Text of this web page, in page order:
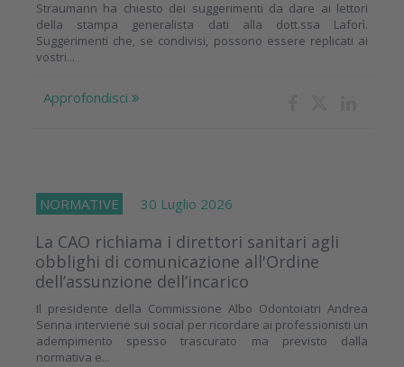
Straumann ha chiesto dei suggerimenti da dare ai lettori
della stampa generalista dati alla dott.ssa Laforì.
Suggerimenti che, se condivisi, possono essere replicati ai
vostri...
Approfondisci
NORMATIVE 30 Luglio 2026
La CAO richiama i direttori sanitari agli
obblighi di comunicazione all'Ordine
dell’assunzione dell’incarico
Il presidente della Commissione Albo Odontoiatri Andrea
Senna interviene sui social per ricordare ai professionisti un
adempimento spesso trascurato ma previsto dalla
normativa e...